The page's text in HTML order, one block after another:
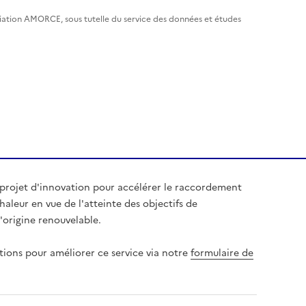
AMORCE, sous tutelle du service des données et études
d'innovation pour accélérer le raccordement
en vue de l'atteinte des objectifs de
renouvelable.
pour améliorer ce service via notreformulaire de